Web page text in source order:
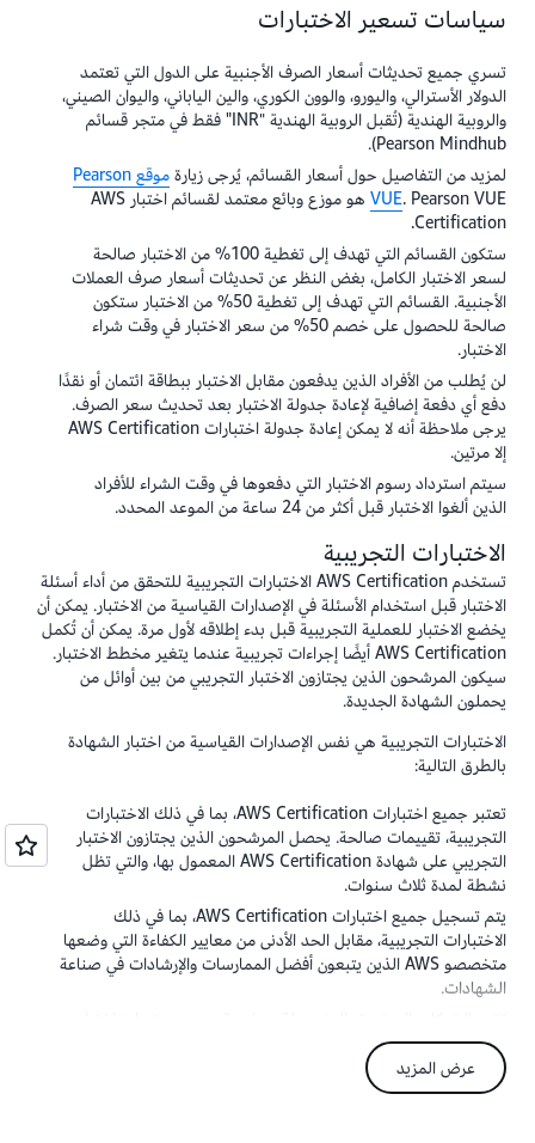
سياسات تسعير الاختبارات
تسري جميع تحديثات أسعار الصرف الأجنبية على الدول التي تعتمد
الدولار الأسترالي، واليورو، والوون الكوري، والين الياباني، واليوان الصيني،
والروبية الهندية (تُقبل الروبية الهندية "INR" فقط في متجر قسائم
Pearson Mindhub).
لمزيد من التفاصيل حول أسعار القسائم، يُرجى زيارة
موقع Pearson
VUE
. Pearson VUE هو موزع وبائع معتمد لقسائم اختبار AWS
Certification.
ستكون القسائم التي تهدف إلى تغطية 100% من الاختبار صالحة
لسعر الاختبار الكامل، بغض النظر عن تحديثات أسعار صرف العملات
الأجنبية. القسائم التي تهدف إلى تغطية 50% من الاختبار ستكون
صالحة للحصول على خصم 50% من سعر الاختبار في وقت شراء
الاختبار.
لن يُطلب من الأفراد الذين يدفعون مقابل الاختبار ببطاقة ائتمان أو نقدًا
دفع أي دفعة إضافية لإعادة جدولة الاختبار بعد تحديث سعر الصرف.
يرجى ملاحظة أنه لا يمكن إعادة جدولة اختبارات AWS Certification
إلا مرتين.
سيتم استرداد رسوم الاختبار التي دفعوها في وقت الشراء للأفراد
الذين ألغوا الاختبار قبل أكثر من 24 ساعة من الموعد المحدد.
الاختبارات التجريبية
تستخدم AWS Certification الاختبارات التجريبية للتحقق من أداء أسئلة
الاختبار قبل استخدام الأسئلة في الإصدارات القياسية من الاختبار. يمكن أن
يخضع الاختبار للعملية التجريبية قبل بدء إطلاقه لأول مرة. يمكن أن تُكمل
AWS Certification أيضًا إجراءات تجريبية عندما يتغير مخطط الاختبار.
سيكون المرشحون الذين يجتازون الاختبار التجريبي من بين أوائل من
يحملون الشهادة الجديدة.
الاختبارات التجريبية هي نفس الإصدارات القياسية من اختبار الشهادة
بالطرق التالية:
تعتبر جميع اختبارات AWS Certification، بما في ذلك الاختبارات
التجريبية، تقييمات صالحة. يحصل المرشحون الذين يجتازون الاختبار
التجريبي على شهادة AWS Certification المعمول بها، والتي تظل
نشطة لمدة ثلاث سنوات.
يتم تسجيل جميع اختبارات AWS Certification، بما في ذلك
الاختبارات التجريبية، مقابل الحد الأدنى من معايير الكفاءة التي وضعها
متخصصو AWS الذين يتبعون أفضل الممارسات والإرشادات في صناعة
الشهادات.
AWS Certification، بما في ذلك المحتوى الذي يظهر في الاختبارات
التجريبية، لضمان الجودة.
عرض المزيد